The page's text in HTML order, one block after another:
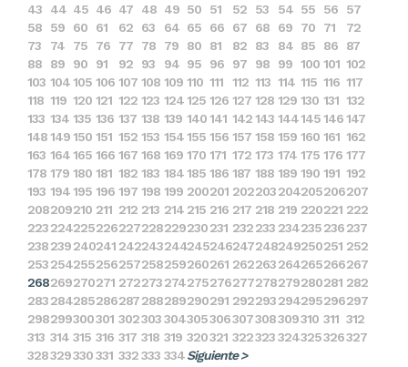
43
44 45 46 47 48 49 50 51 52 53 54 55 56
57
58
59 60 61 62 63 64 65 66 67 68 69 70 71
72
73
74 75 76 77 78 79 80 81 82 83 84 85 86
87
88
89 90 91 92 93 94 95 96 97 98 99 100 101 102
103 104105 106 107 108 109 110 111 112 113 114 115 116 117
118 119 120 121 122 123 124125 126 127 128 129 130 131 132
133 134 135 136 137 138 139 140141 142143 144145146147
148149150 151 152 153 154155 156 157 158 159 160 161 162
163 164165 166 167 168 169 170 171 172 173 174 175 176 177
178 179 180 181 182 183 184185 186 187 188 189 190 191 192
193 194195 196 197 198 199 200201 202203204205206207
208209210 211 212 213 214 215 216 217 218 219 220221 222
223224225226227228229230231 232233 234235236237
238239240241 242243244245246247248249250251 252
253254255256257258259260261 262263264265266267
268269270271 272273274275276277278279280281 282
283284285286287288289290291 292293294295296297
298299300301 302303304305306307308309310 311 312
313 314 315 316 317 318 319 320321 322323324325326327
328329330331 332333 334Siguiente >